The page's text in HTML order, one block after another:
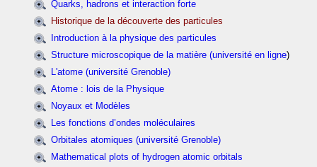
Quarks, hadrons et interaction forte
Historique de la découverte des particules
Introduction à la physique des particules
Structure microscopique de la matière (université en ligne)
L'atome (université Grenoble)
Atome : lois de la Physique
Noyaux et Modèles
Les fonctions d’ondes moléculaires
Orbitales atomiques (université Grenoble)
Mathematical plots of hydrogen atomic orbitals